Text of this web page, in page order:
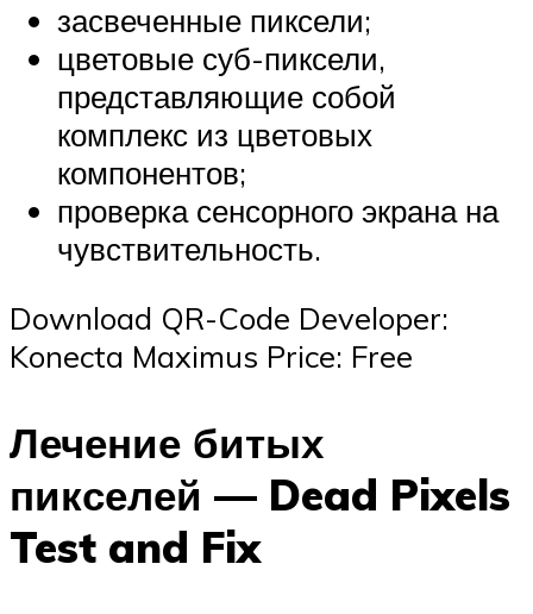
засвеченные пиксели;
цветовые суб-пиксели,
представляющие собой
комплекс из цветовых
компонентов;
проверка сенсорного экрана на
чувствительность.
Download QR-Code Developer:
Konecta Maximus Price: Free
Лечение битых
пикселей — Dead Pixels
Test and Fix